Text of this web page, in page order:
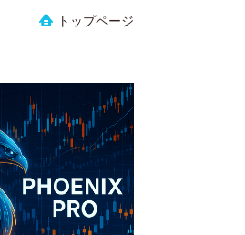
トップページ